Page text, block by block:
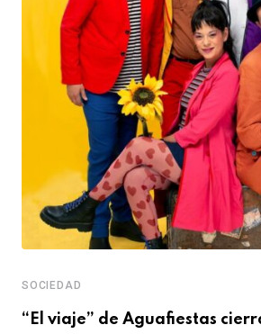
SOCIEDAD
“El viaje” de Aguafiestas